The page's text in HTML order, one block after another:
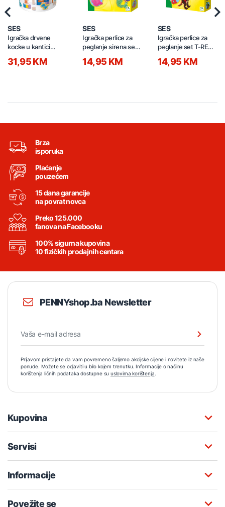
SES
Igračka drvene
kocke u kantici
13204
31,95 KM
SES
Igračka perlice za
peglanje sirena set
14,95 KM
SES
Igračka perlice za
peglanje set T-REX
14,95 KM
Brza
isporuka
Plaćanje
pouzećem
15 dana garancije
na povrat novca
Preko 125.000
fanova na Facebooku
100% sigurna kupovina
10 fizičkih prodajnih centara
PENNYshop.ba Newsletter
Prijavom pristajete da vam povremeno šaljemo akcijske cijene i novitete iz naše
ponude. Možete se odjaviti u bilo kojem trenutku. Informacije o načinu
korištenja ličnih podataka dostupne su uslovima korištenja.
Kupovina
Servisi
Informacije
Povežite se